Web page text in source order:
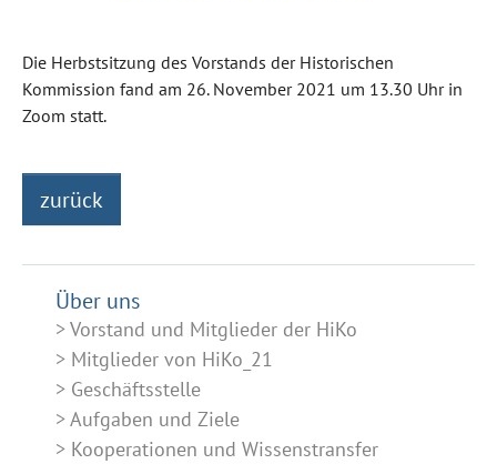
Die Herbstsitzung des Vorstands der Historischen
Kommission fand am 26. November 2021 um 13.30 Uhr in
Zoom statt.
zurück
Über uns
Vorstand und Mitglieder der HiKo
Mitglieder von HiKo_21
Geschäftsstelle
Aufgaben und Ziele
Kooperationen und Wissenstransfer